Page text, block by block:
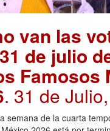
van las
de julio
Famosos
. 31 de
semana de la cuarta